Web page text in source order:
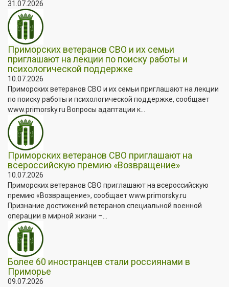
31.07.2026
Приморских ветеранов СВО и их семьи
приглашают на лекции по поиску работы и
психологической поддержке
10.07.2026
Приморских ветеранов СВО и их семьи приглашают на лекции
по поиску работы и психологической поддержке, сообщает
www.primorsky.ru Вопросы адаптации к...
Приморских ветеранов СВО приглашают на
всероссийскую премию «Возвращение»
10.07.2026
Приморских ветеранов СВО приглашают на всероссийскую
премию «Возвращение», сообщает www.primorsky.ru
Признание достижений ветеранов специальной военной
операции в мирной жизни –...
Более 60 иностранцев стали россиянами в
Приморье
09.07.2026